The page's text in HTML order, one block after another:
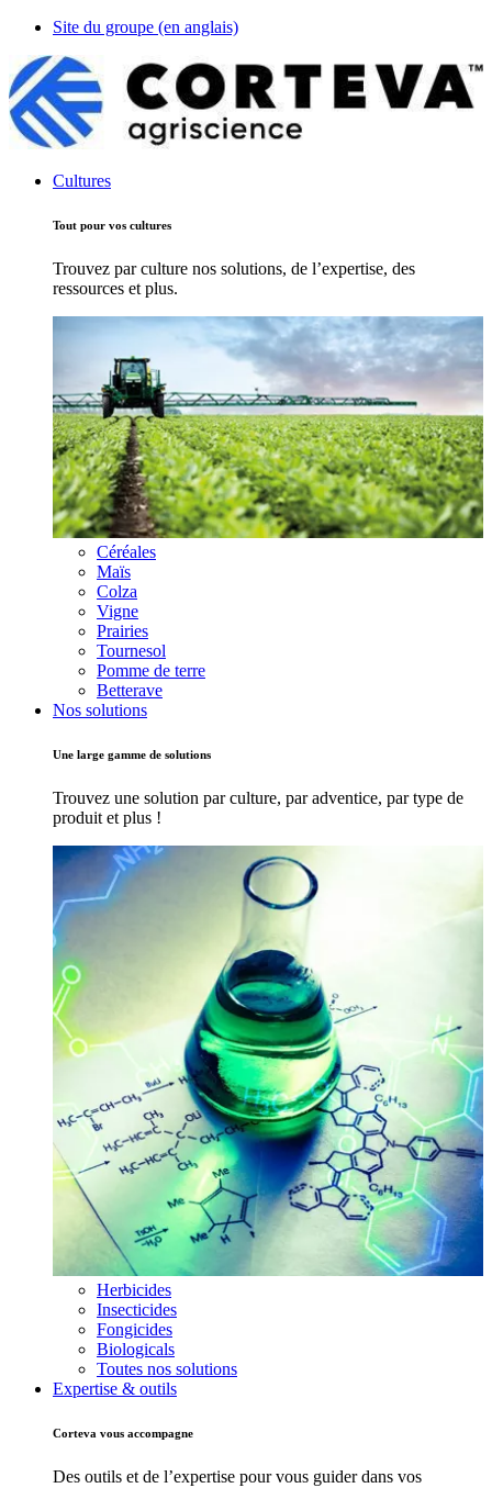
Site du groupe (en anglais)
Cultures
Tout pour vos cultures
Trouvez par culture nos solutions, de l’expertise, des
ressources et plus.
Céréales
Maïs
Colza
Vigne
Prairies
Tournesol
Pomme de terre
Betterave
Nos solutions
Une large gamme de solutions
Trouvez une solution par culture, par adventice, par type de
produit et plus !
Herbicides
Insecticides
Fongicides
Biologicals
Toutes nos solutions
Expertise & outils
Corteva vous accompagne
Des outils et de l’expertise pour vous guider dans vos